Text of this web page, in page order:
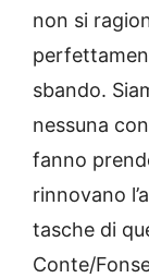
non si
sbando.
nessuna
fanno
rinnovano
tasche di
Conte/